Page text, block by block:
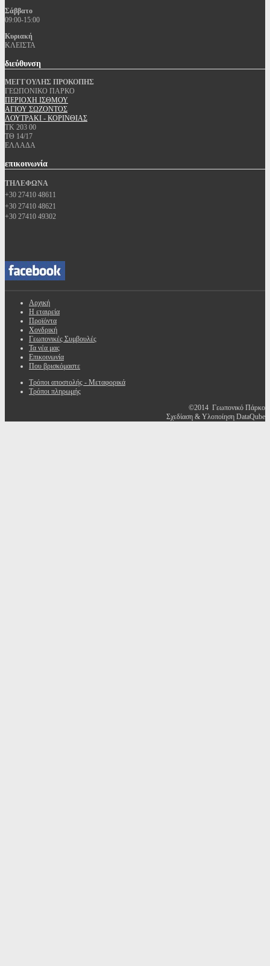
Σάββατο
09:00-15:00
Κυριακή
ΚΛΕΙΣΤΑ
διεύθυνση
ΜΕΓΓΟΥΛΗΣ ΠΡΟΚΟΠΗΣ
ΓΕΩΠΟΝΙΚΟ ΠΑΡΚΟ
ΠΕΡΙΟΧΗ ΙΣΘΜΟΥ
ΑΓΙΟΥ ΣΩΖΟΝΤΟΣ
ΛΟΥΤΡΑΚΙ - ΚΟΡΙΝΘΙΑΣ
ΤΚ 203 00
ΤΘ 14/17
ΕΛΛΑΔΑ
επικοινωνία
ΤΗΛΕΦΩΝΑ
+30 27410 48611
+30 27410 48621
+30 27410 49302
Αρχική
Η εταιρεία
Προϊόντα
Χονδρική
Γεωπονικές Συμβουλές
Τα νέα μας
Επικοινωνία
Που βρισκόμαστε
Τρόποι αποστολής - Μεταφορικά
Τρόποι πληρωμής
©2014 Γεωπονικό Πάρκο
Σχεδίαση & Υλοποίηση DataQube